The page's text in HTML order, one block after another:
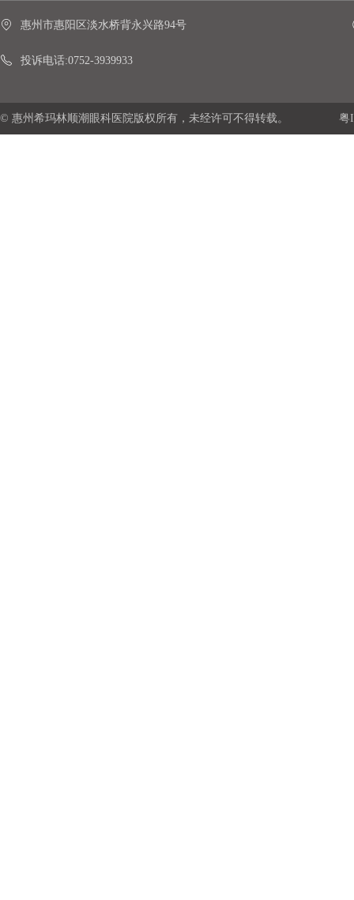
惠州市惠阳区淡水桥背永兴路94号
投诉电话:0752-3939933
© 惠州希玛林顺潮眼科医院版权所有，未经许可不得转载。 粤